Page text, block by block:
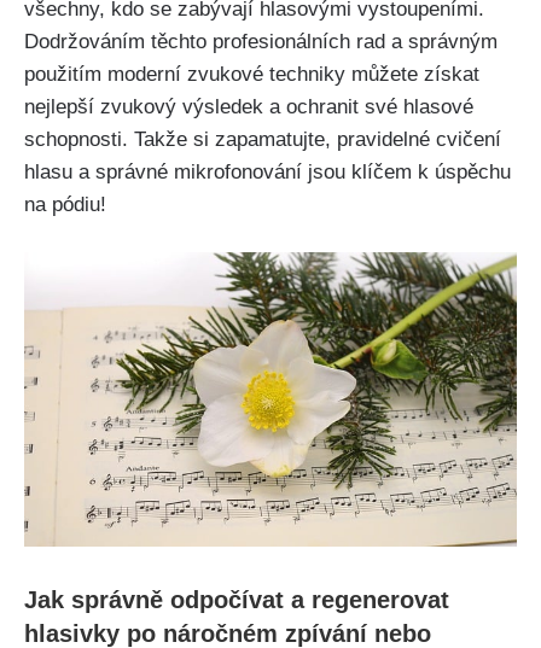
‌všechny, kdo se zabývají hlasovými⁣ vystoupeními.⁤
Dodržováním těchto profesionálních ​rad a správným
použitím moderní ​zvukové ​techniky ​můžete získat
nejlepší zvukový⁤ výsledek⁣ a⁤ ochranit⁢ své hlasové
schopnosti. Takže ​si zapamatujte, pravidelné cvičení
hlasu a správné mikrofonování jsou klíčem k​ úspěchu
na⁤ pódiu!
Jak⁤ správně ‌odpočívat a ⁢regenerovat​
hlasivky po náročném zpívání⁣ nebo